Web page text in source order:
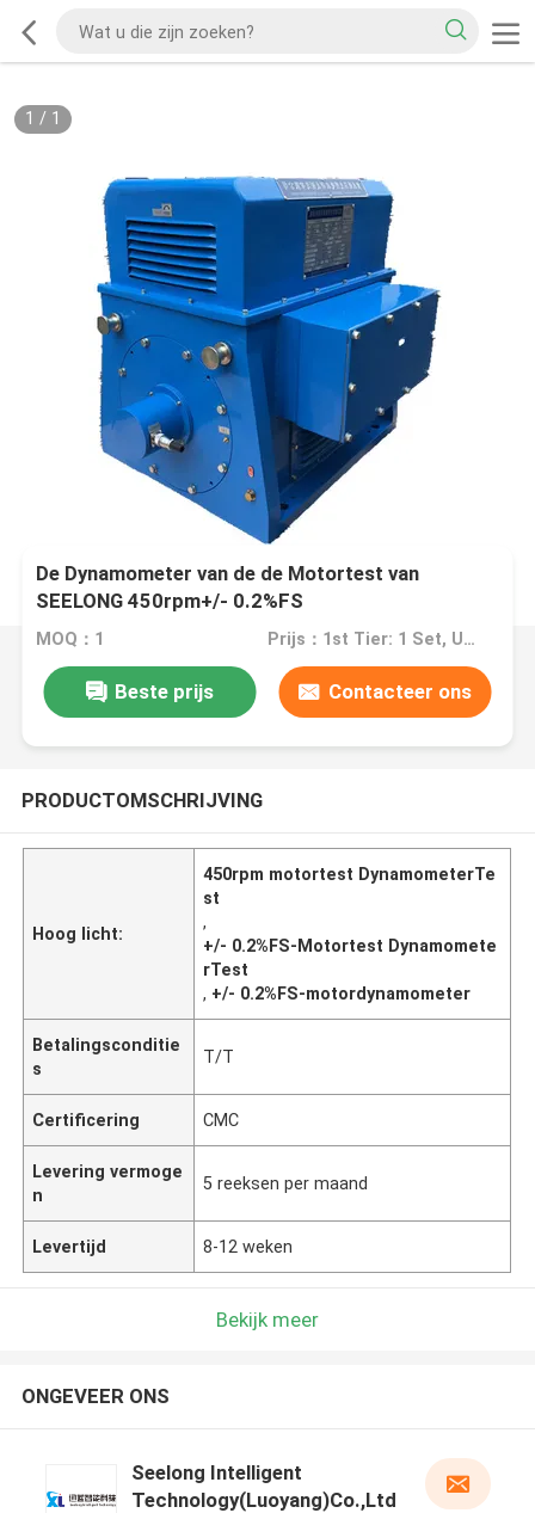
1 / 1
De Dynamometer van de de Motortest van
SEELONG 450rpm+/- 0.2%FS
MOQ：1 Prijs：1st Tier: 1 Set, Unit Price USD 3.00 2nd Tier: 2-5 Sets, Unit Price USD 2.00 3rd Tier: Over 5 Sets, Unit Price USD 1.00
Beste prijs Contacteer ons
PRODUCTOMSCHRIJVING
Hoog licht:
450rpm motortest DynamometerTe
st
,
+/- 0.2%FS-Motortest Dynamomete
rTest
, +/- 0.2%FS-motordynamometer
Betalingsconditie
s
T/T
Certificering CMC
Levering vermoge
n
5 reeksen per maand
Levertijd 8-12 weken
Bekijk meer
ONGEVEER ONS
Seelong Intelligent
Technology(Luoyang)Co.,Ltd